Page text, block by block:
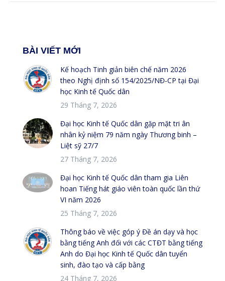
BÀI VIẾT MỚI
Kế hoạch Tinh giản biên chế năm 2026
theo Nghị định số 154/2025/NĐ-CP tại Đại
học Kinh tế Quốc dân
29 Tháng 7, 2026
Đại học Kinh tế Quốc dân gặp mặt tri ân
nhân kỷ niệm 79 năm ngày Thương binh –
Liệt sỹ 27/7
27 Tháng 7, 2026
Đại học Kinh tế Quốc dân tham gia Liên
hoan Tiếng hát giáo viên toàn quốc lần thứ
VI năm 2026
25 Tháng 7, 2026
Thông báo về việc góp ý Đề án dạy và học
bằng tiếng Anh đối với các CTĐT bằng tiếng
Anh do Đại học Kinh tế Quốc dân tuyển
sinh, đào tạo và cấp bằng
24 Tháng 7, 2026